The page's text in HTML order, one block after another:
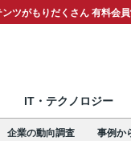
ツがもりだくさん 有料会
IT・テクノロジー
企業の動向調査 事例か